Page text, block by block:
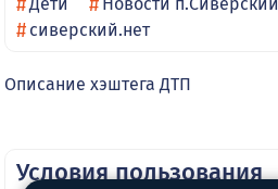
# сиверский.нет
Описание хэштега ДТП
Условия пользования